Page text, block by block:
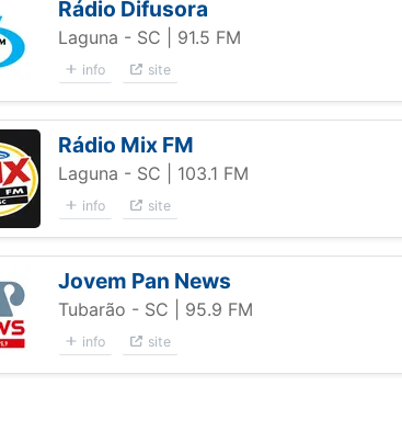
Rádio Difusora
Laguna - SC | 91.5 FM
info site
Rádio Mix FM
Laguna - SC | 103.1 FM
info site
Jovem Pan News
Tubarão - SC | 95.9 FM
info site